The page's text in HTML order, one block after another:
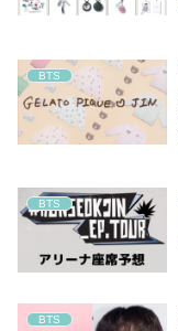
BTS
BTS
BTS